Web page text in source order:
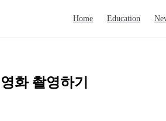
Home Education
영화 촬영하기